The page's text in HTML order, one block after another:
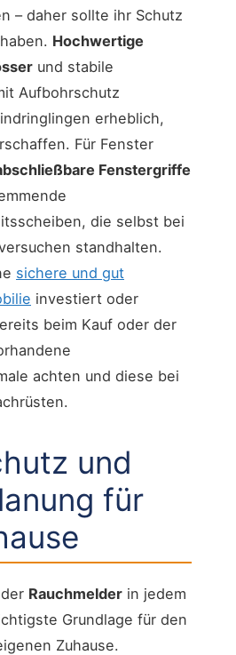
– daher sollte ihr Schutz
Hochwertige
und stabile
Aufbohrschutz
erheblich,
Für Fenster
Fenstergriffe
die selbst bei
standhalten.
sichere und gut
investiert oder
beim Kauf oder der
achten und diese bei
und
für
Rauchmelder in jedem
Grundlage für den
Zuhause.